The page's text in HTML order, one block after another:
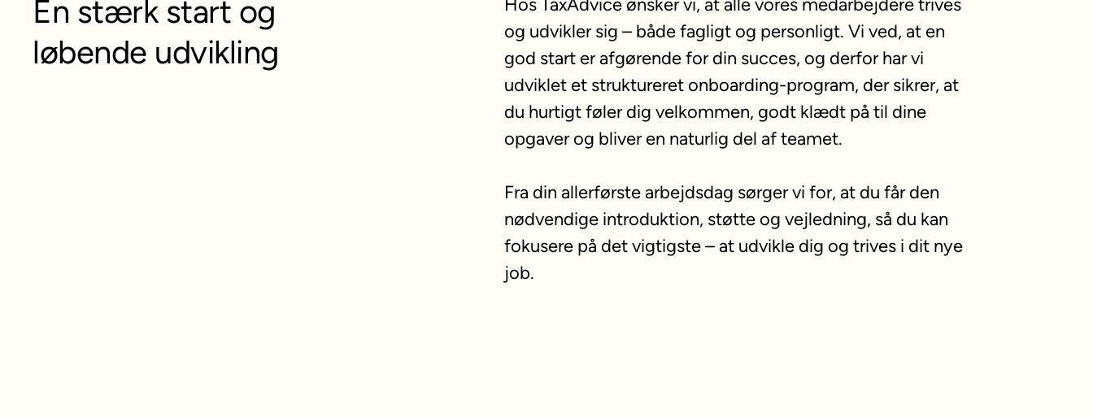
En stærk start og
løbende udvikling
Hos TaxAdvice ønsker vi, at alle vores medarbejdere trives
og udvikler sig – både fagligt og personligt. Vi ved, at en
god start er afgørende for din succes, og derfor har vi
udviklet et struktureret onboarding-program, der sikrer, at
du hurtigt føler dig velkommen, godt klædt på til dine
opgaver og bliver en naturlig del af teamet.
Fra din allerførste arbejdsdag sørger vi for, at du får den
nødvendige introduktion, støtte og vejledning, så du kan
fokusere på det vigtigste – at udvikle dig og trives i dit nye
job.